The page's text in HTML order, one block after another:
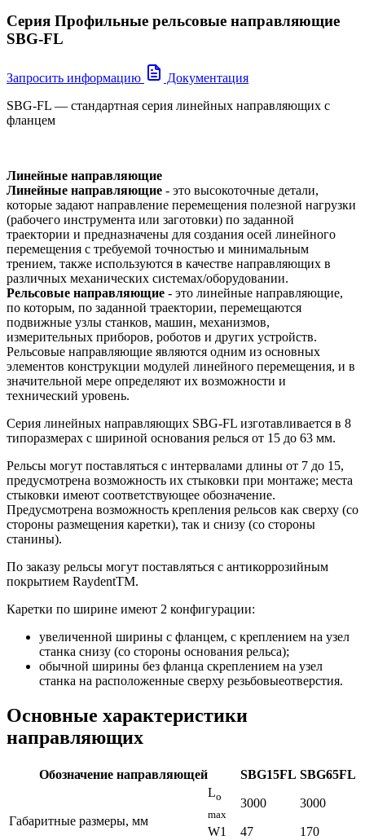
Серия Профильные рельсовые направляющие
SBG-FL
Запросить информацию
Документация
SBG-FL — стандартная серия линейных направляющих с
фланцем
Линейные направляющие
Линейные направляющие - это высокоточные детали,
которые задают направление перемещения полезной нагрузки
(рабочего инструмента или заготовки) по заданной
траектории и предназначены для создания осей линейного
перемещения с требуемой точностью и минимальным
трением, также используются в качестве направляющих в
различных механических системах/оборудовании.
Рельсовые направляющие - это линейные направляющие,
по которым, по заданной траектории, перемещаются
подвижные узлы станков, машин, механизмов,
измерительных приборов, роботов и других устройств.
Рельсовые направляющие являются одним из основных
элементов конструкции модулей линейного перемещения, и в
значительной мере определяют их возможности и
технический уровень.
Серия линейных направляющих SBG-FL изготавливается в 8
типоразмерах с шириной основания релься от 15 до 63 мм.
Рельсы могут поставляться с интервалами длины от 7 до 15,
предусмотрена возможность их стыковки при монтаже; места
стыковки имеют соответствующее обозначение.
Предусмотрена возможность крепления рельсов как сверху (со
стороны размещения каретки), так и снизу (со стороны
станины).
По заказу рельсы могут поставляться с антикоррозийным
покрытием RaydentTM.
Каретки по ширине имеют 2 конфигурации:
увеличенной ширины с фланцем, с креплением на узел
станка снизу (со стороны основания рельса);
обычной ширины без фланца скреплением на узел
станка на расположенные сверху резьбовыеотверстия.
Основные характеристики
направляющих
Обозначение направляющей SBG15FL SBG65FL
Габаритные размеры, мм
Lo
max
3000 3000
W1 47
170